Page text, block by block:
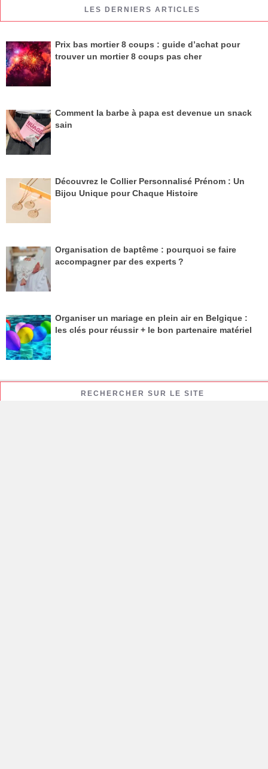
LES DERNIERS ARTICLES
Prix bas mortier 8 coups : guide d’achat pour
trouver un mortier 8 coups pas cher
Comment la barbe à papa est devenue un snack
sain
Découvrez le Collier Personnalisé Prénom : Un
Bijou Unique pour Chaque Histoire
Organisation de baptême : pourquoi se faire
accompagner par des experts ?
Organiser un mariage en plein air en Belgique :
les clés pour réussir + le bon partenaire matériel
RECHERCHER SUR LE SITE